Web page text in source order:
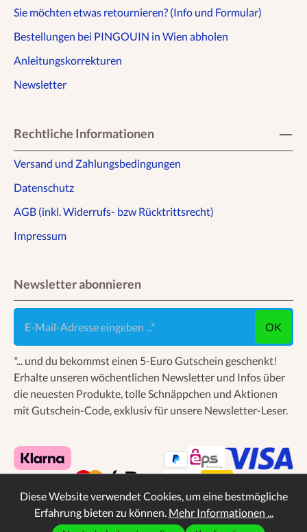
Sie möchten etwas retournieren? (Info und Formular)
Bestellungen bei PINGOUIN in Wien abholen
Anleitungskorrekturen
Newsletter
Rechtliche Informationen
Versand und Zahlungsbedingungen
Datenschutz
AGB (inkl. Widerrufs- bzw Rücktrittsrecht)
Impressum
Newsletter abonnieren
OK
*... und du bekommst einen 5-Euro Gutschein geschenkt!
Erhalte unseren wöchentlichen Newsletter und Infos über
die neuesten Produkte, tolle Schnäppchen und Aktionen
mit Gutschein-Code, exklusiv für unsere Newsletter-Leser.
Diese Website verwendet Cookies, um eine bestmögliche
Erfahrung bieten zu können. Mehr Informationen ...